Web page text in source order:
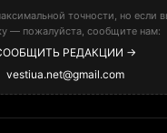
точности, но если
— пожалуйста, сообщите нам:
РЕДАКЦИИ →
vestiua.net@gmail.com